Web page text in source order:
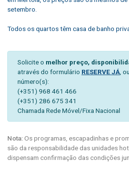
setembro.
Todos os quartos têm casa de banho
Solicite o melhor preço,
através do formulário RESERVE JÁ,
número(s):
(+351) 968 461 466
(+351) 286 675 341
Chamada Rede Móvel/Fixa Nacional
Nota:Os programas, escapadinhas e
são da responsabilidade das unidades
dispensam confirmação das condições